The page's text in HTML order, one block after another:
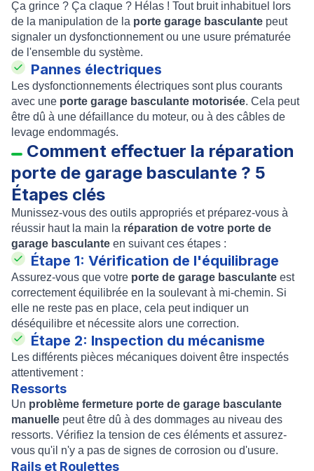
Ça grince ? Ça claque ? Hélas ! Tout bruit inhabituel lors
de la manipulation de la porte garage basculante peut
signaler un dysfonctionnement ou une usure prématurée
de l'ensemble du système.
Pannes électriques
Les dysfonctionnements électriques sont plus courants
avec une porte garage basculante motorisée. Cela peut
être dû à une défaillance du moteur, ou à des câbles de
levage endommagés.
Comment effectuer la réparation
porte de garage basculante ? 5
Étapes clés
Munissez-vous des outils appropriés et préparez-vous à
réussir haut la main la réparation de votre porte de
garage basculante en suivant ces étapes :
Étape 1: Vérification de l'équilibrage
Assurez-vous que votre porte de garage basculante est
correctement équilibrée en la soulevant à mi-chemin. Si
elle ne reste pas en place, cela peut indiquer un
déséquilibre et nécessite alors une correction.
Étape 2: Inspection du mécanisme
Les différents pièces mécaniques doivent être inspectés
attentivement :
Ressorts
Un problème fermeture porte de garage basculante
manuelle peut être dû à des dommages au niveau des
ressorts. Vérifiez la tension de ces éléments et assurez-
vous qu'il n'y a pas de signes de corrosion ou d'usure.
Rails et Roulettes